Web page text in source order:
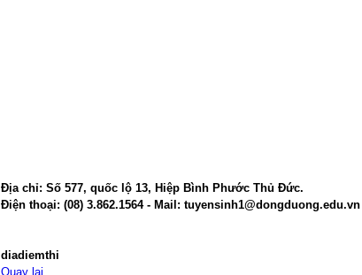
Địa chỉ: Số 577, quốc lộ 13, Hiệp Bình Phước Thủ Đức.
Điện thoại: (08) 3.862.1564 - Mail: tuyensinh1@dongduong.edu.vn
diadiemthi
Quay lại